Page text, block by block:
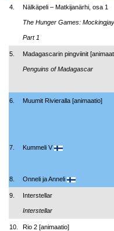
4. Nälkäpeli – Matkijanärhi, osa 1
The Hunger Games: Mockingjay
Part 1
5. Madagascarin pingviinit
Penguins of Madagascar
6. Muumit Rivieralla [animaatio]
7. Kummeli V
8. Onneli ja Anneli
9. Interstellar
Interstellar
10. Rio 2 [animaatio]